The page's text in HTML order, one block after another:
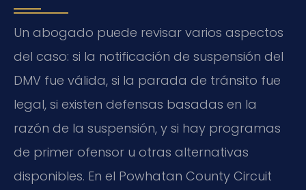
Un abogado puede revisar varios aspectos
del caso: si la notificación de suspensión del
DMV fue válida, si la parada de tránsito fue
legal, si existen defensas basadas en la
razón de la suspensión, y si hay programas
de primer ofensor u otras alternativas
disponibles. En el Powhatan County Circuit